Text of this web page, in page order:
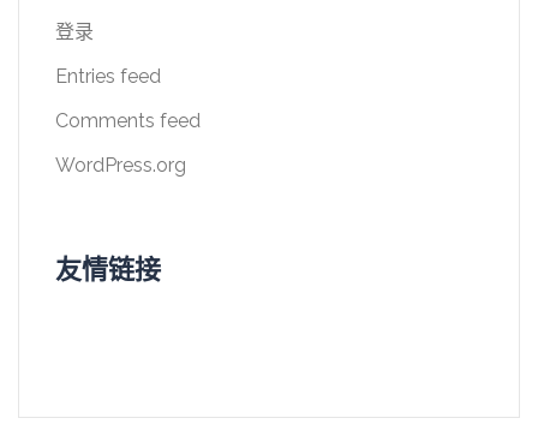
登录
Entries feed
Comments feed
WordPress.org
友情链接